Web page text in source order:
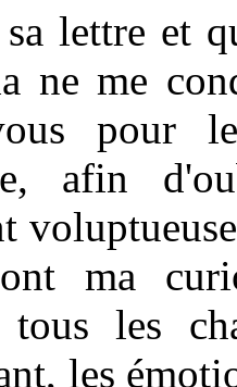
lettre et
ne me
vous pour
afin
ma
tous les
les